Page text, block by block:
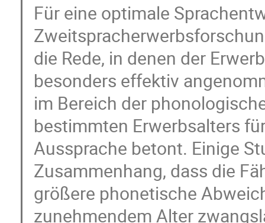
Für eine optimale
die Rede, in denen der
besonders effektiv
im Bereich der
bestimmten Erwerbsalters
Aussprache betont. Einige
Zusammenhang, dass die
größere phonetische
zunehmendem Alter